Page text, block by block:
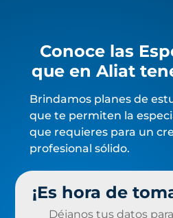
Conoce las
que en Aliat
Brindamos planes de
que te permiten la
que requieres para un
profesional sólido.
¡Es hora de
Déjanos tus datos